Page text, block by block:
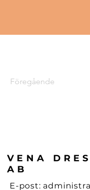
Föregående
VENA
AB
E-post: